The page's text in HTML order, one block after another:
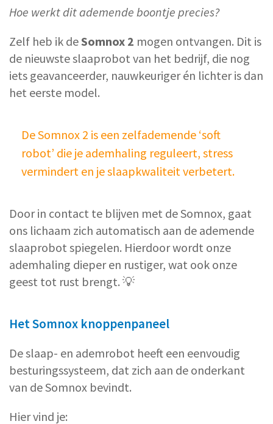
Hoe werkt dit ademende boontje precies?
Zelf heb ik deSomnox 2 mogen ontvangen. Dit is
de nieuwste slaaprobot van het bedrijf, die nog
iets geavanceerder, nauwkeuriger én lichter is dan
het eerste model.
De Somnox 2 is een zelfademende ‘soft
robot’ die je ademhaling reguleert, stress
vermindert en je slaapkwaliteit verbetert.
Door in contact te blijven met de Somnox, gaat
ons lichaam zich automatisch aan de ademende
slaaprobot spiegelen. Hierdoor wordt onze
ademhaling dieper en rustiger, wat ook onze
geest tot rust brengt. 💡
Het Somnox knoppenpaneel
De slaap- en ademrobot heeft een eenvoudig
besturingssysteem, dat zich aan de onderkant
van de Somnox bevindt.
Hier vind je: